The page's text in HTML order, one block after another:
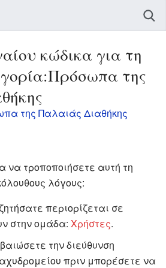
κώδικα για τη
της
της Παλαιάς Διαθήκης
να τροποποιήσετε αυτή τη
λόγους:
περιορίζεται σε
στην ομάδα: Χρήστες.
την διεύθυνση
πριν μπορέσετε να